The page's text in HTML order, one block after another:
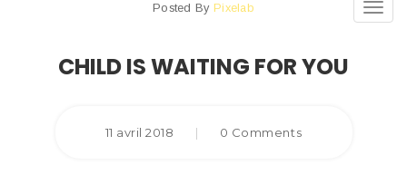
Posted By Pixelab
CHILD IS WAITING FOR YOU
11 avril 2018 | 0 Comments